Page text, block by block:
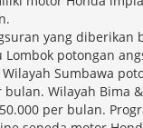
yang diberikan
Lombok potongan
Sumbawa
bulan. Wilayah Bima
per bulan.